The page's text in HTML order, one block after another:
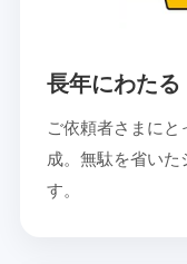
長年にわた
ご依頼者さまに
成。無駄を省いた
す。